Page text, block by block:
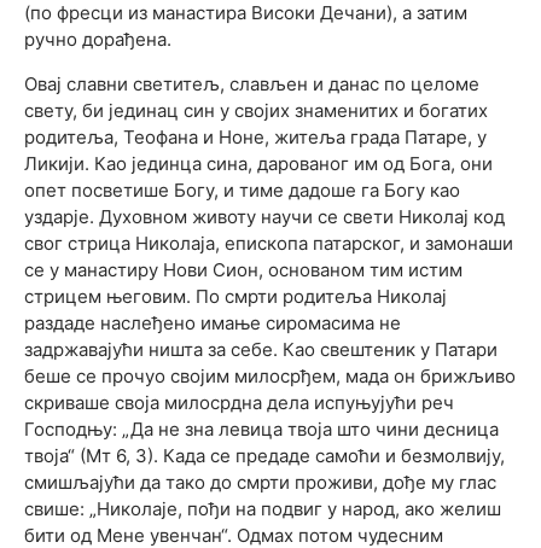
(по фресци из манастира Високи Дечани), а затим
ручно дорађена.
Овај славни светитељ, слављен и данас по целоме
свету, би јединац син у својих знаменитих и богатих
родитеља, Теофана и Ноне, житеља града Патаре, у
Ликији. Као јединца сина, дарованог им од Бога, они
опет посветише Богу, и тиме дадоше га Богу као
уздарје. Духовном животу научи се свети Николај код
свог стрица Николаја, епископа патарског, и замонаши
се у манастиру Нови Сион, основаном тим истим
стрицем његовим. По смрти родитеља Николај
раздаде наслеђено имање сиромасима не
задржавајући ништа за себе. Као свештеник у Патари
беше се прочуо својим милосрђем, мада он брижљиво
скриваше своја милосрдна дела испуњујући реч
Господњу: „Да не зна левица твоја што чини десница
твоја“ (Мт 6, 3). Када се предаде самоћи и безмолвију,
смишљајући да тако до смрти проживи, дође му глас
свише: „Николаје, пођи на подвиг у народ, ако желиш
бити од Мене увенчан“. Одмах потом чудесним